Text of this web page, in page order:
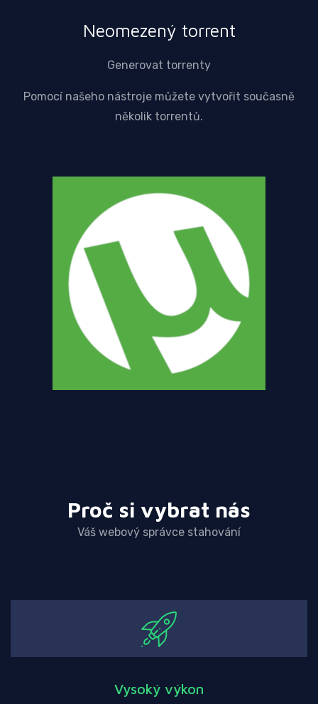
Neomezený torrent
Generovat torrenty
Pomocí našeho nástroje můžete vytvořit současně
několik torrentů.
Proč si vybrat nás
Váš webový správce stahování
Vysoký výkon